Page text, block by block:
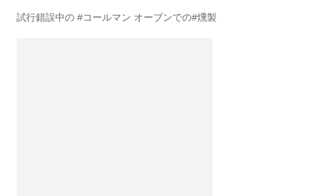
試行錯誤中の #コールマン オーブンでの#燻製